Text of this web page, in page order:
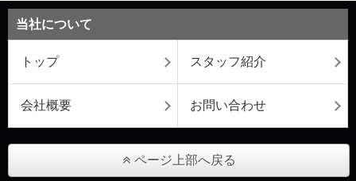
当社について
トップ スタッフ紹介
会社概要 お問い合わせ
ページ上部へ戻る